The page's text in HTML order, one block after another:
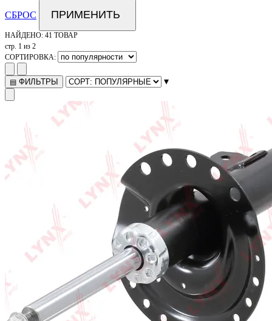
СБРОС ПРИМЕНИТЬ
НАЙДЕНО: 41 ТОВАР
стр. 1 из 2
СОРТИРОВКА:
▤ ФИЛЬТРЫ ▾